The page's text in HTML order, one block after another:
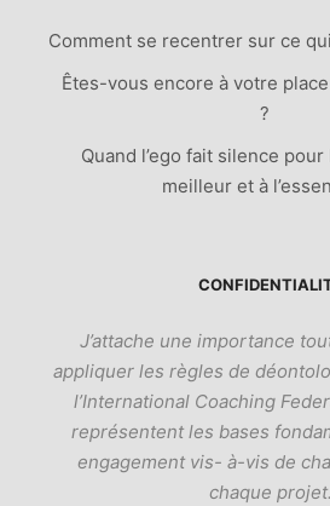
Comment se recentrer sur ce
Êtes-vous encore à votre
?
Quand l’ego fait silence
meilleur et à
J’attache une importance
appliquer les règles de
l’International Coaching
représentent les bases
engagement vis- à-vis de
chaque projet.